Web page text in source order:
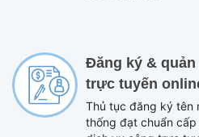
Đăng ký &
trực tuyến
Thủ tục đăng ký tên
thống đạt chuẩn